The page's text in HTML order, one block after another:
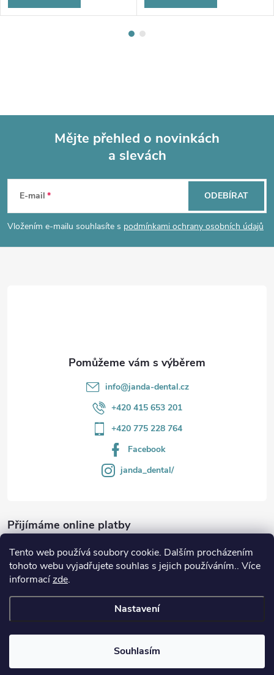
Tento web používá soubory cookie. Dalším procházením
tohoto webu vyjadřujete souhlas s jejich používáním.. Více
informacízde.
Nastavení
Souhlasím
p
Mějte přehled o novinkách
a slevách
E-mail
Vložením e-mailu souhlasíte s podmínkami ochrany osobních údajů
ODEBÍRAT
info@janda-dental.cz
+420 415 653 201
+420 775 228 764
Facebook
janda_dental/
Přijímáme online platby
Copyright 2026JANDA-DENTAL.cz. Všechna práva vyhrazena.